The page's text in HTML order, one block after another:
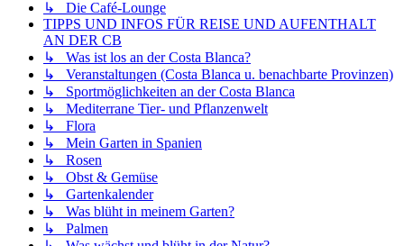
↳ Die Café-Lounge
TIPPS UND INFOS FÜR REISE UND AUFENTHALT
AN DER CB
↳ Was ist los an der Costa Blanca?
↳ Veranstaltungen (Costa Blanca u. benachbarte Provinzen)
↳ Sportmöglichkeiten an der Costa Blanca
↳ Mediterrane Tier- und Pflanzenwelt
↳ Flora
↳ Mein Garten in Spanien
↳ Rosen
↳ Obst & Gemüse
↳ Gartenkalender
↳ Was blüht in meinem Garten?
↳ Palmen